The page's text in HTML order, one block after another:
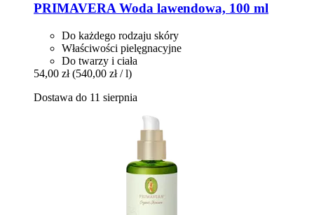
PRIMAVERAWoda lawendowa, 100 ml
Do każdego rodzaju skóry
Właściwości pielęgnacyjne
Do twarzy i ciała
54,00 zł (540,00 zł / l)
Dostawa do 11 sierpnia